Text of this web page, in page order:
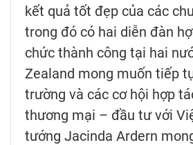
kết quả tốt đẹp của các
trong đó có hai diễn đàn
chức thành công tại hai
Zealand mong muốn tiếp
trường và các cơ hội hợp
thương mại – đầu tư với
tướng Jacinda Ardern